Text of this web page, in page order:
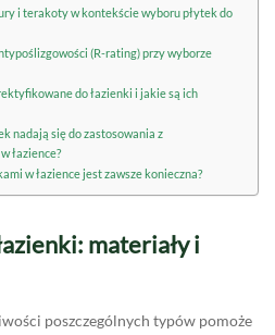
i terakoty w kontekście wyboru płytek do
(R-rating) przy wyborze
do łazienki i jakie są ich
nadają się do zastosowania z
łazience?
w łazience jest zawsze konieczna?
materiały i
poszczególnych typów pomoże